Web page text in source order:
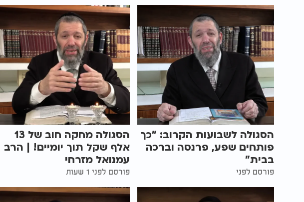
הסגולה לשבועות הקרוב: "כך
פותחים שפע, פרנסה וברכה
בבית"
פורסם לפני
הסגולה מחקה חוב של 13
אלף שקל תוך יומיים! | הרב
עמנואל מזרחי
פורסם לפני 1 שעות